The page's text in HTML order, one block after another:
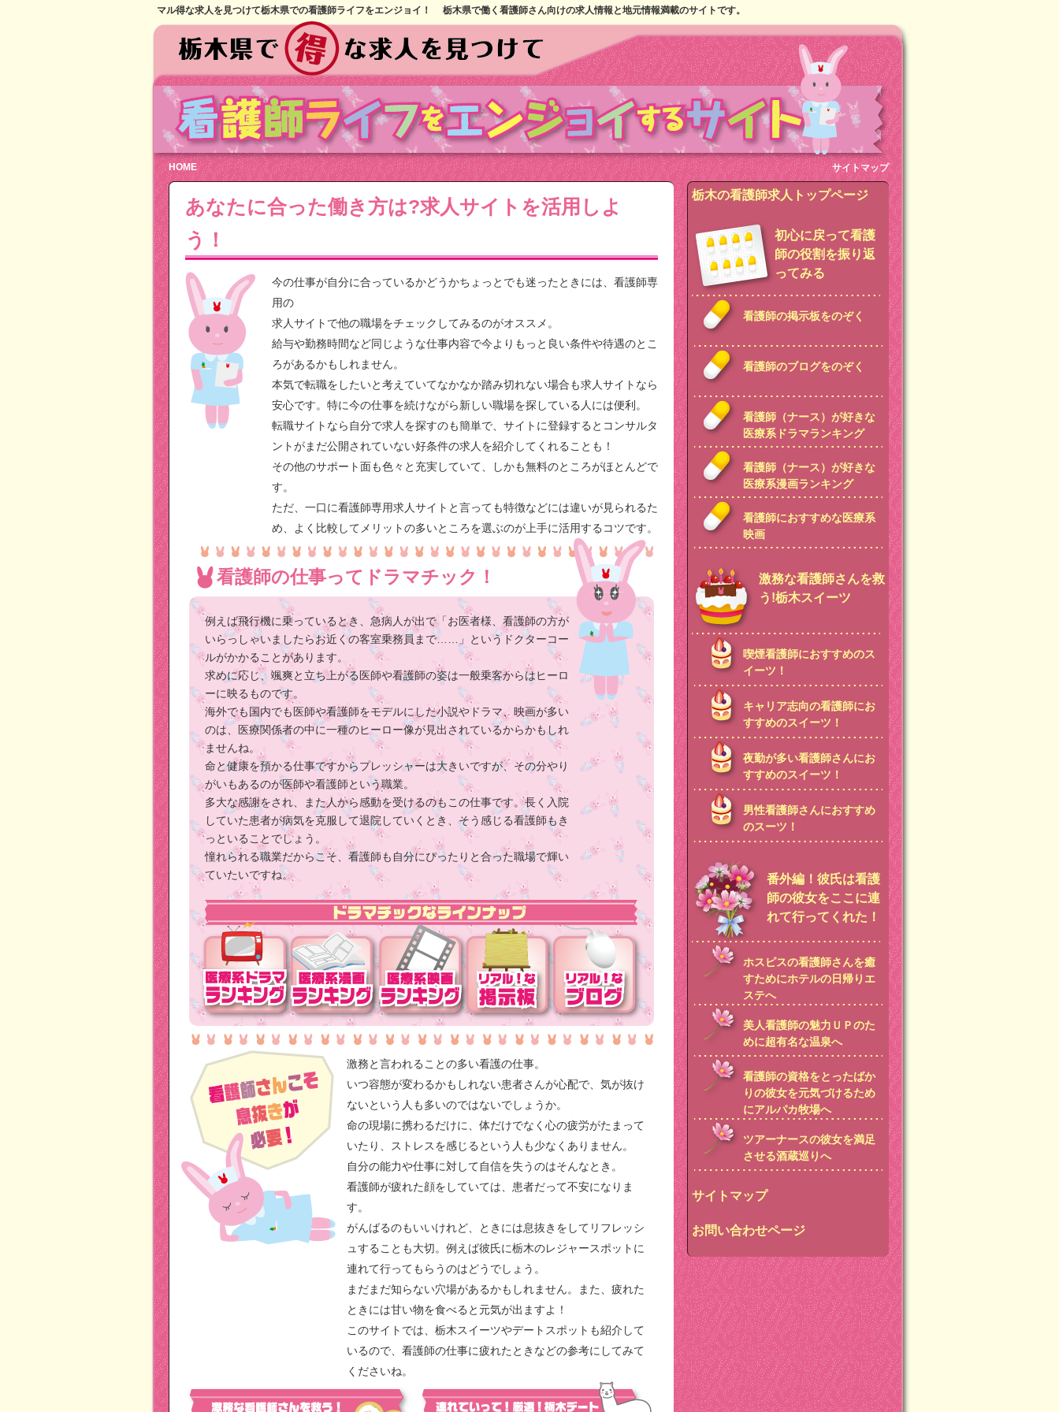
マル得な求人を見つけて栃木県での看護師ライフをエンジョイ！ 栃木県で働く看護師さん向けの求人情報と地元情報満載のサイトです。
HOME サイトマップ
あなたに合った働き方は?求人サイトを活用しよ
う！
今の仕事が自分に合っているかどうかちょっとでも迷ったときには、看護師専
用の
求人サイトで他の職場をチェックしてみるのがオススメ。
給与や勤務時間など同じような仕事内容で今よりもっと良い条件や待遇のとこ
ろがあるかもしれません。
本気で転職をしたいと考えていてなかなか踏み切れない場合も求人サイトなら
安心です。特に今の仕事を続けながら新しい職場を探している人には便利。
転職サイトなら自分で求人を探すのも簡単で、サイトに登録するとコンサルタ
ントがまだ公開されていない好条件の求人を紹介してくれることも！
その他のサポート面も色々と充実していて、しかも無料のところがほとんどで
す。
ただ、一口に看護師専用求人サイトと言っても特徴などには違いが見られるた
め、よく比較してメリットの多いところを選ぶのが上手に活用するコツです。
看護師の仕事ってドラマチック！
例えば飛行機に乗っているとき、急病人が出で「お医者様、看護師の方が
いらっしゃいましたらお近くの客室乗務員まで……」というドクターコー
ルがかかることがあります。
求めに応じ、颯爽と立ち上がる医師や看護師の姿は一般乗客からはヒーロ
ーに映るものです。
海外でも国内でも医師や看護師をモデルにした小説やドラマ、映画が多い
のは、医療関係者の中に一種のヒーロー像が見出されているからかもしれ
ませんね。
命と健康を預かる仕事ですからプレッシャーは大きいですが、その分やり
がいもあるのが医師や看護師という職業。
多大な感謝をされ、また人から感動を受けるのもこの仕事です。長く入院
していた患者が病気を克服して退院していくとき、そう感じる看護師もき
っといることでしょう。
憧れられる職業だからこそ、看護師も自分にぴったりと合った職場で輝い
ていたいですね。
激務と言われることの多い看護の仕事。
いつ容態が変わるかもしれない患者さんが心配で、気が抜け
ないという人も多いのではないでしょうか。
命の現場に携わるだけに、体だけでなく心の疲労がたまって
いたり、ストレスを感じるという人も少なくありません。
自分の能力や仕事に対して自信を失うのはそんなとき。
看護師が疲れた顔をしていては、患者だって不安になりま
す。
がんばるのもいいけれど、ときには息抜きをしてリフレッシ
ュすることも大切。例えば彼氏に栃木のレジャースポットに
連れて行ってもらうのはどうでしょう。
まだまだ知らない穴場があるかもしれません。また、疲れた
ときには甘い物を食べると元気が出ますよ！
このサイトでは、栃木スイーツやデートスポットも紹介して
いるので、看護師の仕事に疲れたときなどの参考にしてみて
くださいね。
栃木の看護師求人トップページ
初心に戻って看護
師の役割を振り返
ってみる
看護師の掲示板をのぞく
看護師のブログをのぞく
看護師（ナース）が好きな
医療系ドラマランキング
看護師（ナース）が好きな
医療系漫画ランキング
看護師におすすめな医療系
映画
激務な看護師さんを救
う!栃木スイーツ
喫煙看護師におすすめのス
イーツ！
キャリア志向の看護師にお
すすめのスイーツ！
夜勤が多い看護師さんにお
すすめのスイーツ！
男性看護師さんにおすすめ
のスーツ！
番外編！彼氏は看護
師の彼女をここに連
れて行ってくれた！
ホスピスの看護師さんを癒
すためにホテルの日帰りエ
ステへ
美人看護師の魅力ＵＰのた
めに超有名な温泉へ
看護師の資格をとったばか
りの彼女を元気づけるため
にアルパカ牧場へ
ツアーナースの彼女を満足
させる酒蔵巡りへ
サイトマップ
お問い合わせページ